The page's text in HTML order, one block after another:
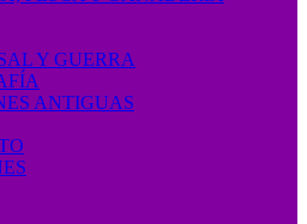
Y GUERRA
ANTIGUAS